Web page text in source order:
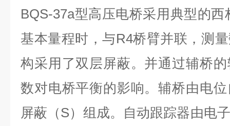
BQS-37a型高压电桥采用典型的
基本量程时，与R4桥臂并联，测
构采用了双层屏蔽。并通过辅桥
数对电桥平衡的影响。辅桥由电
屏蔽（S）组成。自动跟踪器由电